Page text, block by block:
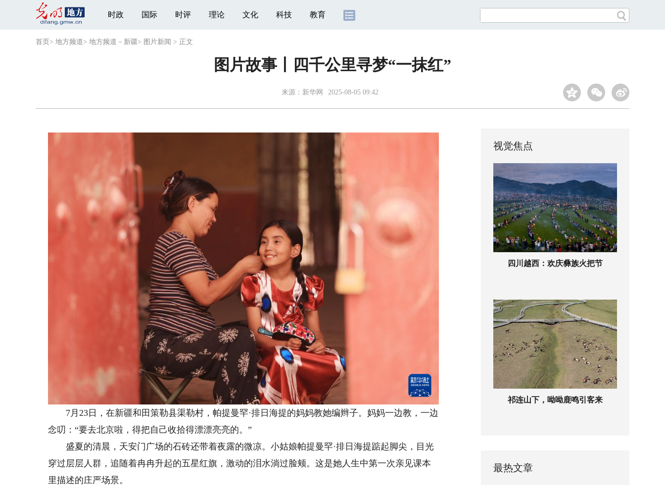
时政 国际 时评 理论 文化 科技 教育
首页 > 地方频道> 地方频道－新疆> 图片新闻 > 正文
图片故事丨四千公里寻梦“一抹红”
来源： 新华网 2025-08-05 09:42
7月23日，在新疆和田策勒县渠勒村，帕提曼罕·排日海提的妈妈教她编辫子。妈妈一边教，一边
念叨：“要去北京啦，得把自己收拾得漂漂亮亮的。”
盛夏的清晨，天安门广场的石砖还带着夜露的微凉。小姑娘帕提曼罕·排日海提踮起脚尖，目光
穿过层层人群，追随着冉冉升起的五星红旗，激动的泪水淌过脸颊。这是她人生中第一次亲见课本
里描述的庄严场景。
视觉焦点
四川越西：欢庆彝族火把节
祁连山下，呦呦鹿鸣引客来
最热文章